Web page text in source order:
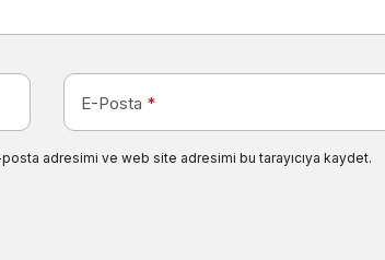
E-Posta *
adresimi ve web site adresimi bu tarayıcıya kaydet.